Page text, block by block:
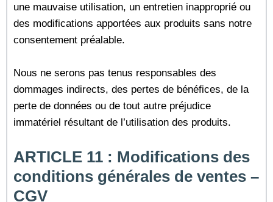
une mauvaise utilisation, un entretien inapproprié ou
des modifications apportées aux produits sans notre
consentement préalable.
Nous ne serons pas tenus responsables des
dommages indirects, des pertes de bénéfices, de la
perte de données ou de tout autre préjudice
immatériel résultant de l’utilisation des produits.
ARTICLE 11 : Modifications des
conditions générales de ventes –
CGV